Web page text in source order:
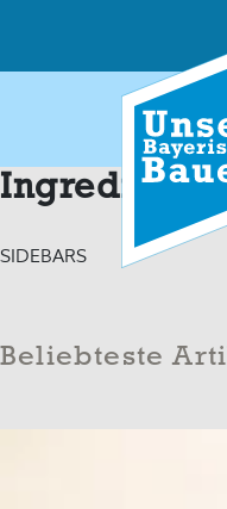
content
Ingredients:
SIDEBARS
Beliebteste